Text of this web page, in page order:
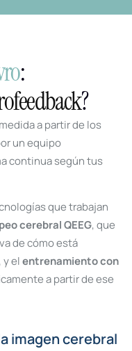
:
?
a partir de los
un equipo
continua según tus
que trabajan
cerebral QEEG, que
de cómo está
elentrenamiento con
a partir de ese
imagen cerebral